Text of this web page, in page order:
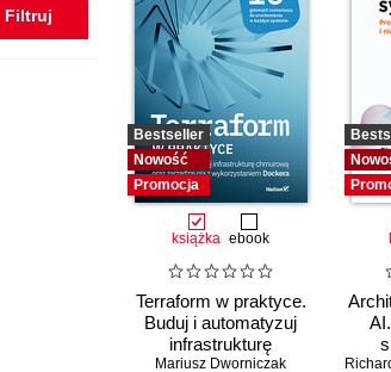
Bestseller
Nowość
Promocja
książka ebook
Terraform w praktyce.
Buduj i automatyzuj
infrastrukturę
chmurową oraz
Mariusz Dworniczak